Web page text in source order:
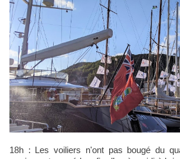
18h : Les voiliers n'ont pas bougé du quai d’honneur et les